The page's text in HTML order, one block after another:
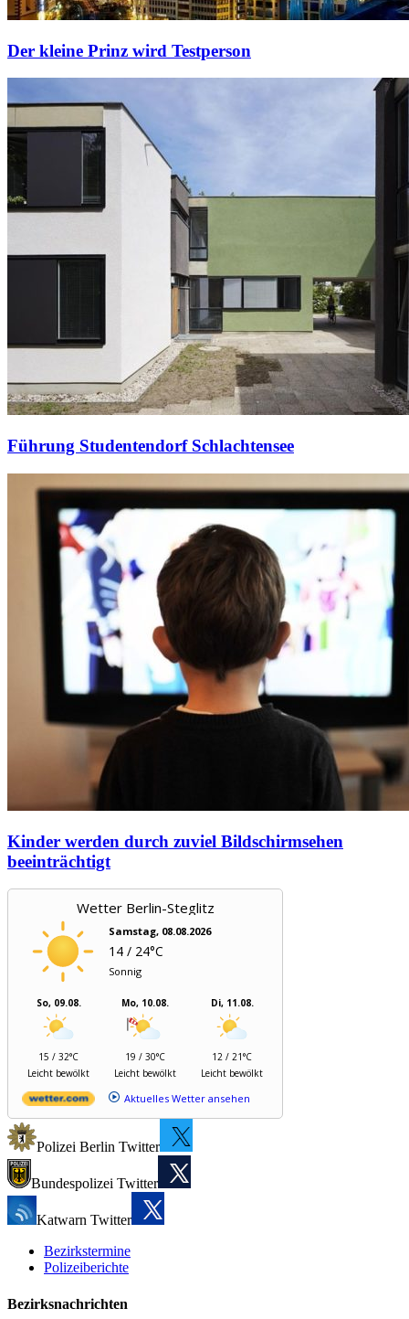
Der kleine Prinz wird Testperson
Führung Studentendorf Schlachtensee
Kinder werden durch zuviel Bildschirmsehen
beeinträchtigt
Wetter Berlin-Steglitz
Samstag, 08.08.2026
14 / 24°C
Sonnig
So, 09.08.
15 / 32°C
Leicht bewölkt
Mo, 10.08.
19 / 30°C
Leicht bewölkt
Di, 11.08.
12 / 21°C
Leicht bewölkt
Aktuelles Wetter ansehen
Polizei Berlin Twitter
Bundespolizei Twitter
Katwarn Twitter
Bezirkstermine
Polizeiberichte
Bezirksnachrichten